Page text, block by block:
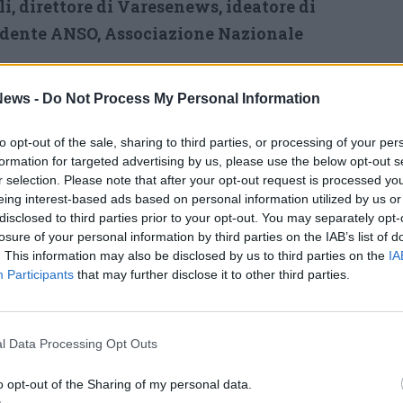
- Do Not Process My Personal Information
opt-out of the sale, sharing to third parties, or processing of your
for targeted advertising by us, please use the below opt-out
selection. Please note that after your opt-out request is processed
interest-based ads based on personal information utilized by us
to third parties prior to your opt-out. You may separately
of your personal information by third parties on the IAB’s list of
This information may also be disclosed by us to third parties on the
Participants that may further disclose it to other third parties.
Data Processing Opt Outs
opt-out of the Sharing of my personal data.
direttore di Varesenews, ideatore di
ANSO, Associazione Nazionale
in programma sempre il 14 novembre tra
“Giornalismo, diritti e copyright”. Un
tra istituzioni, editori e piattaforme
come ripensare le regole del gioco a
e della libertà di informazione.
di: Andrea Martella,
alla Presidenza del Consiglio dei Ministri
e all’Editoria: Enrico Bellini,
Policy Manager, Google; Fabrizio
Luca Lani, Founder & CEO, Citynews;
e Vice-presidente Anso. A moderare il